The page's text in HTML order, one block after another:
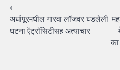
Post
navigation
⟵
अर्धापूरमधील गारवा लॉजवर घडलेली
घटना ऍट्रॉसिटीसह अत्याचार